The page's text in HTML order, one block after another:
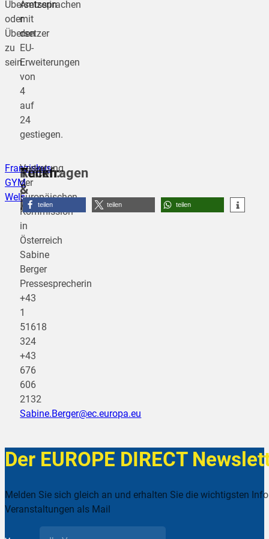
Übersetzerin
oder
Übersetzer
zu
sein.
Amtssprachen
mit
den
EU-
Erweiterungen
von
4
auf
24
gestiegen.
Franziskus
GYM
Wels
Rückfragen
&
Kontakt:
Vertretung
der
Europäischen
Kommission
in
Österreich
Sabine
Berger
Pressesprecherin
+43
1
51618
324
+43
676
606
2132
Sabine.Berger@ec.europa.eu
Teilen:
teilen teilen teilen
Der EUROPE DIRECT
Melden Sie sich gleich an und erhalten Sie die wichtigsten
Veranstaltungen als Mail